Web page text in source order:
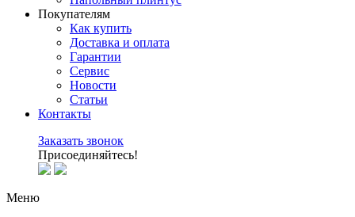
Покупателям
Как купить
Доставка и оплата
Гарантии
Сервис
Новости
Статьи
Контакты
Заказать звонок
Присоединяйтесь!
Меню